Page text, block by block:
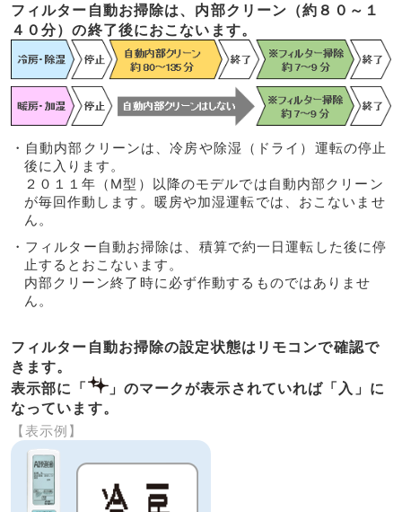
フィルター自動お掃除は、内部クリーン（約８０～１
４０分）の終了後におこないます。
・自動内部クリーンは、冷房や除湿（ドライ）運転の停止
後に入ります。
２０１１年（M型）以降のモデルでは自動内部クリーン
が毎回作動します。暖房や加湿運転では、おこないませ
ん。
・フィルター自動お掃除は、積算で約一日運転した後に停
止するとおこないます。
内部クリーン終了時に必ず作動するものではありませ
ん。
フィルター自動お掃除の設定状態はリモコンで確認で
きます。
表示部に「
」のマークが表示されていれば「入」に
なっています。
【表示例】